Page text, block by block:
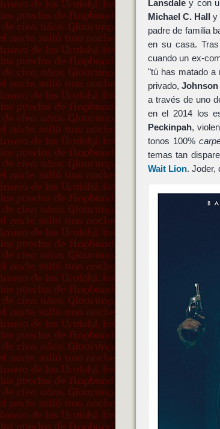
Lansdaley con
Michael C. Hall y
padre de familia
en su casa.
cuando un ex-
"tú has matado a
privado, Johnson
a través de uno
en el 2014 los
Peckinpah,
tonos 100%
temas tan
Wait Lion. Joder,